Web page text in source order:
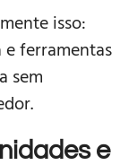
isso:
ferramentas
sem
e